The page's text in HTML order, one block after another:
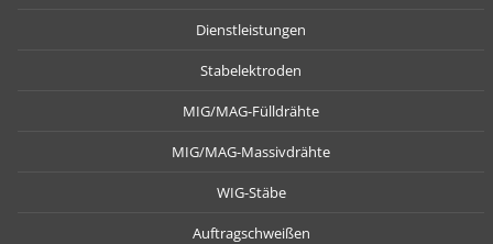
Dienstleistungen
Stabelektroden
MIG/MAG-Fülldrähte
MIG/MAG-Massivdrähte
WIG-Stäbe
Auftragschweißen